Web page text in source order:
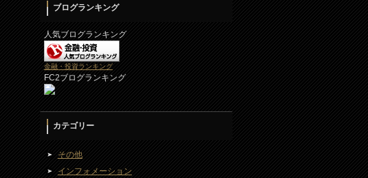
ブログランキング
人気ブログランキング
金融・投資ランキング
FC2ブログランキング
カテゴリー
その他
インフォメーション